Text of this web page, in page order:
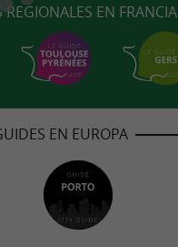
EN FRANCIA
EN EUROPA